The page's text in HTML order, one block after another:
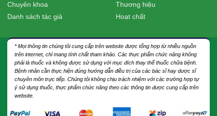
Chuyên khoa
Danh sách tác giả
Thương hiệu
Hoạt chất
* Mọi thông tin chúng tôi cung cấp trên website được tổng hợp từ nhiều nguồn
trên internet, chỉ mang tính chất tham khảo. Các thực phẩm chức năng không
phải là thuốc và không được sử dụng với mục đích thay thế thuốc chữa bệnh.
Bệnh nhân cần thực hiện đúng hướng dẫn điều trị của các bác sĩ hay dược sĩ
chuyên môn trực tiếp. Chúng tôi không chịu trách nhiệm với các trường hợp tự
ý sử dụng thuốc, thực phẩm chức năng theo các thông tin được cung cấp trên
website.